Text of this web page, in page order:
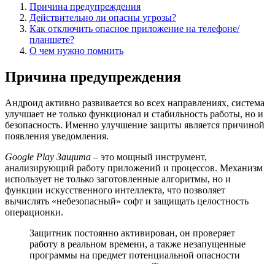
Причина предупреждения
Действительно ли опасны угрозы?
Как отключить опасное приложение на телефоне/
планшете?
О чем нужно помнить
Причина предупреждения
Андроид активно развивается во всех направлениях, система
улучшает не только функционал и стабильность работы, но и
безопасность. Именно улучшение защиты является причиной
появления уведомления.
Google Play Защита – это мощный инструмент,
анализирующий работу приложений и процессов. Механизм
использует не только заготовленные алгоритмы, но и
функции искусственного интеллекта, что позволяет
вычислять «небезопасный» софт и защищать целостность
операционки.
Защитник постоянно активирован, он проверяет
работу в реальном времени, а также незапущенные
программы на предмет потенциальной опасности